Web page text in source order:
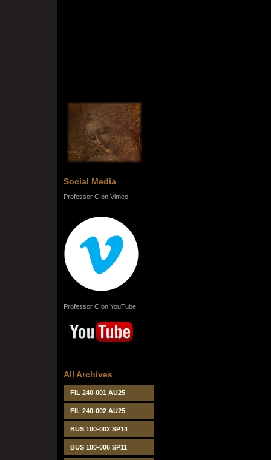
Social Media
Professor C on Vimeo
Professor C on YouTube
All Archives
FIL 240-001 AU25
FIL 240-002 AU25
BUS 100-002 SP14
BUS 100-006 SP11